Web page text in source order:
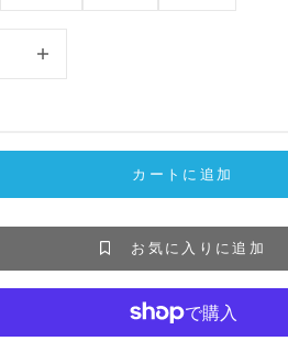
カートに追加
お気に入りに追加